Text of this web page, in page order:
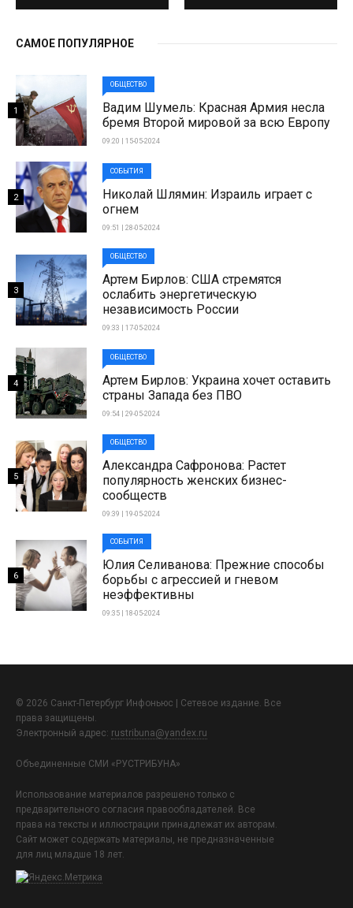
САМОЕ ПОПУЛЯРНОЕ
ОБЩЕСТВО
Вадим Шумель: Красная Армия несла
бремя Второй мировой за всю Европу
09:20 | 15-05-2024
1
СОБЫТИЯ
Николай Шлямин: Израиль играет с
огнем
09:51 | 28-05-2024
2
ОБЩЕСТВО
Артем Бирлов: США стремятся
ослабить энергетическую
независимость России
09:33 | 17-05-2024
3
ОБЩЕСТВО
Артем Бирлов: Украина хочет оставить
страны Запада без ПВО
09:54 | 29-05-2024
4
ОБЩЕСТВО
Александра Сафронова: Растет
популярность женских бизнес-
сообществ
09:39 | 19-05-2024
5
СОБЫТИЯ
Юлия Селиванова: Прежние способы
борьбы с агрессией и гневом
неэффективны
09:35 | 18-05-2024
6
© 2026 Санкт-Петербург Инфоньюс | Сетевое издание. Все
права защищены.
Электронный адрес: rustribuna@yandex.ru
Объединенные СМИ «РУСТРИБУНА»
Использование материалов разрешено только с
предварительного согласия правообладателей. Все
права на тексты и иллюстрации принадлежат их авторам.
Сайт может содержать материалы, не предназначенные
для лиц младше 18 лет.